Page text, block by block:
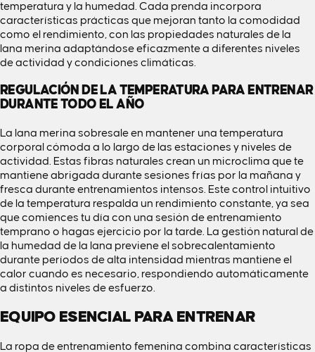
temperatura y la humedad. Cada prenda incorpora
características prácticas que mejoran tanto la comodidad
como el rendimiento, con las propiedades naturales de la
lana merina adaptándose eficazmente a diferentes niveles
de actividad y condiciones climáticas.
REGULACIÓN DE LA TEMPERATURA PARA ENTRENAR
DURANTE TODO EL AÑO
La lana merina sobresale en mantener una temperatura
corporal cómoda a lo largo de las estaciones y niveles de
actividad. Estas fibras naturales crean un microclima que te
mantiene abrigada durante sesiones frías por la mañana y
fresca durante entrenamientos intensos. Este control intuitivo
de la temperatura respalda un rendimiento constante, ya sea
que comiences tu día con una sesión de entrenamiento
temprano o hagas ejercicio por la tarde. La gestión natural de
la humedad de la lana previene el sobrecalentamiento
durante períodos de alta intensidad mientras mantiene el
calor cuando es necesario, respondiendo automáticamente
a distintos niveles de esfuerzo.
EQUIPO ESENCIAL PARA ENTRENAR
La ropa de entrenamiento femenina combina características